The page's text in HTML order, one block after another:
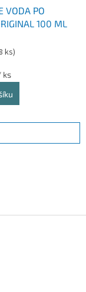
VODA PO
100 ML
ks)
ks